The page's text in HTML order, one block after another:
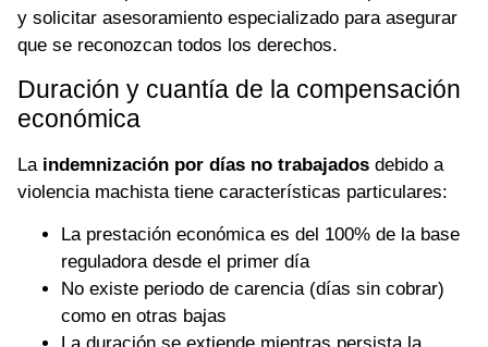
y solicitar asesoramiento especializado para asegurar
que se reconozcan todos los derechos.
Duración y cuantía de la compensación
económica
La indemnización por días no trabajados debido a
violencia machista tiene características particulares:
La prestación económica es del 100% de la base
reguladora desde el primer día
No existe periodo de carencia (días sin cobrar)
como en otras bajas